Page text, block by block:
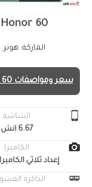
Honor 60
الماركة: هونر
سعر ومواصفات Honor 60
الشاشة
6.67 انش
الكاميرا
إعداد ثلاثي
الذاكرة